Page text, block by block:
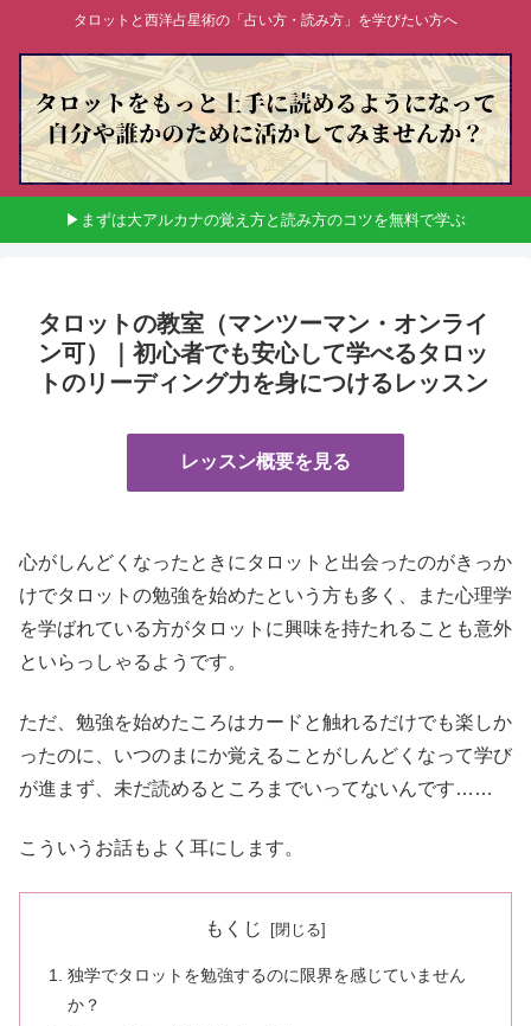
タロットと西洋占星術の「占い方・読み方」を学びたい方へ
▶まずは大アルカナの覚え方と読み方のコツを無料で学ぶ
タロットの教室（マンツーマン・オンライ
ン可）｜初心者でも安心して学べるタロッ
トのリーディング力を身につけるレッスン
レッスン概要を見る
心がしんどくなったときにタロットと出会ったのがきっか
けでタロットの勉強を始めたという方も多く、また心理学
を学ばれている方がタロットに興味を持たれることも意外
といらっしゃるようです。
ただ、勉強を始めたころはカードと触れるだけでも楽しか
ったのに、いつのまにか覚えることがしんどくなって学び
が進まず、未だ読めるところまでいってないんです……
こういうお話もよく耳にします。
もくじ
独学でタロットを勉強するのに限界を感じていません
か？